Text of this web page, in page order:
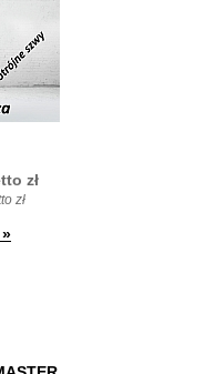
zł
zł
»